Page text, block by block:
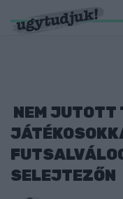
NEM JUTOTT
SELEJTEZŐN